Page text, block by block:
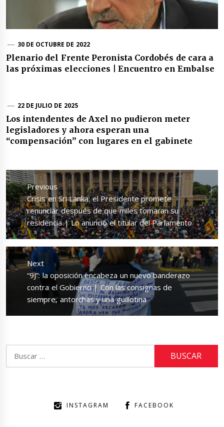
30 DE OCTUBRE DE 2022
Plenario del Frente Peronista Cordobés de cara a
las próximas elecciones | Encuentro en Embalse
22 DE JULIO DE 2025
Los intendentes de Axel no pudieron meter
legisladores y ahora esperan una
“compensación” con lugares en el gabinete
Navegación
de
entradas
Previous
Previous
post:
Crisis en Sri Lanka: el Presidente promete
renunciar después de que miles tomaran su
residencia | Lo anunció el titular del Parlamento
Next
Next
post:
“9J”: la oposición encabeza un nuevo banderazo
contra el Gobierno | Con las consignas de
siempre, antorchas y una guillotina
INSTAGRAM FACEBOOK